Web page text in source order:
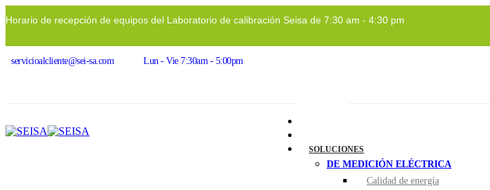
Horario de recepción de equipos del Laboratorio de calibración Seisa de 7:30 am - 4:30 pm
servicioalcliente@sei-sa.com Lun - Vie 7:30am - 5:00pm
SOLUCIONES
DE MEDICIÓN ELÉCTRICA
Calidad de energía